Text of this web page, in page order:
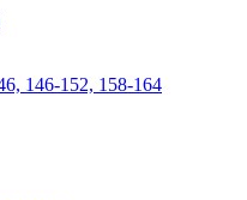
146-152, 158-164